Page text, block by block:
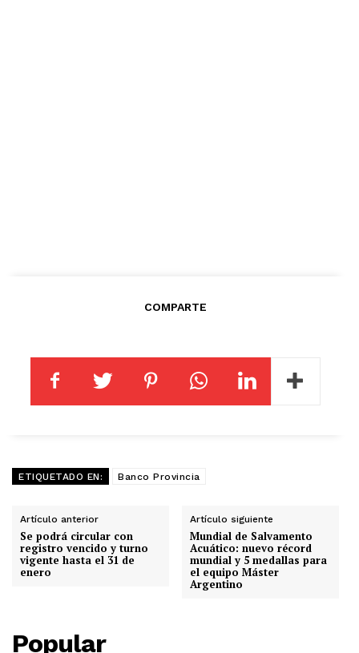
COMPARTE
ETIQUETADO EN: Banco Provincia
Artículo anterior
Se podrá circular con
registro vencido y turno
vigente hasta el 31 de
enero
Artículo siguiente
Mundial de Salvamento
Acuático: nuevo récord
mundial y 5 medallas para
el equipo Máster
Argentino
Popular